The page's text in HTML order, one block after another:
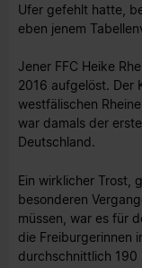
Ufer gefehlt hatte,
eben jenem
Jener FFC Heike
2016 aufgelöst. Der
westfälischen
war damals der
Deutschland.
Ein wirklicher Trost,
besonderen
müssen, war es für
die Freiburgerinnen
durchschnittlich 190